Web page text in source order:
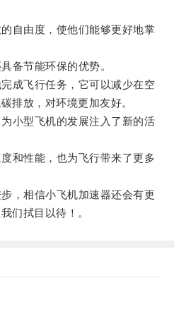
由度，使他们能够更好地掌
节能环保的优势。
飞行任务，它可以减少在空
排放，对环境更加友好。
型飞机的发展注入了新的活
性能，也为飞行带来了更多
相信小飞机加速器还会有更
们拭目以待！。